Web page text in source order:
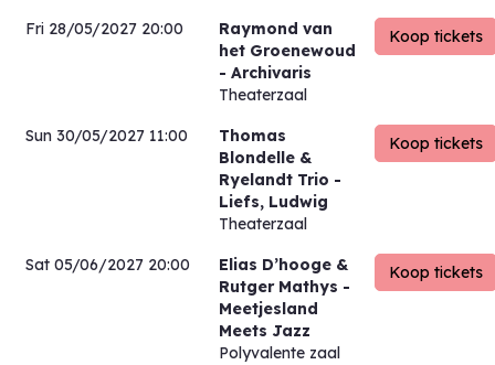
Fri 28/05/2027 20:00
Raymond van
het Groenewoud
- Archivaris
Theaterzaal
Sun 30/05/2027 11:00
Thomas
Blondelle &
Ryelandt Trio -
Liefs, Ludwig
Theaterzaal
Sat 05/06/2027 20:00
Elias D’hooge &
Rutger Mathys -
Meetjesland
Meets Jazz
Polyvalente zaal